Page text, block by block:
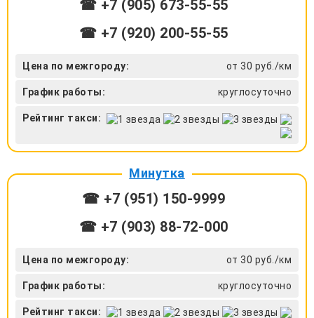
☎ +7 (905) 673-55-55
☎ +7 (920) 200-55-55
Цена по межгороду: от 30 руб./км
График работы: круглосуточно
Рейтинг такси:
Минутка
☎ +7 (951) 150-9999
☎ +7 (903) 88-72-000
Цена по межгороду: от 30 руб./км
График работы: круглосуточно
Рейтинг такси: